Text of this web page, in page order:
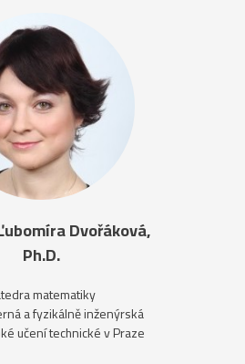
Dvořáková,
Ph.D.
matematiky
a fyzikálně inženýrská
učení technické v Praze